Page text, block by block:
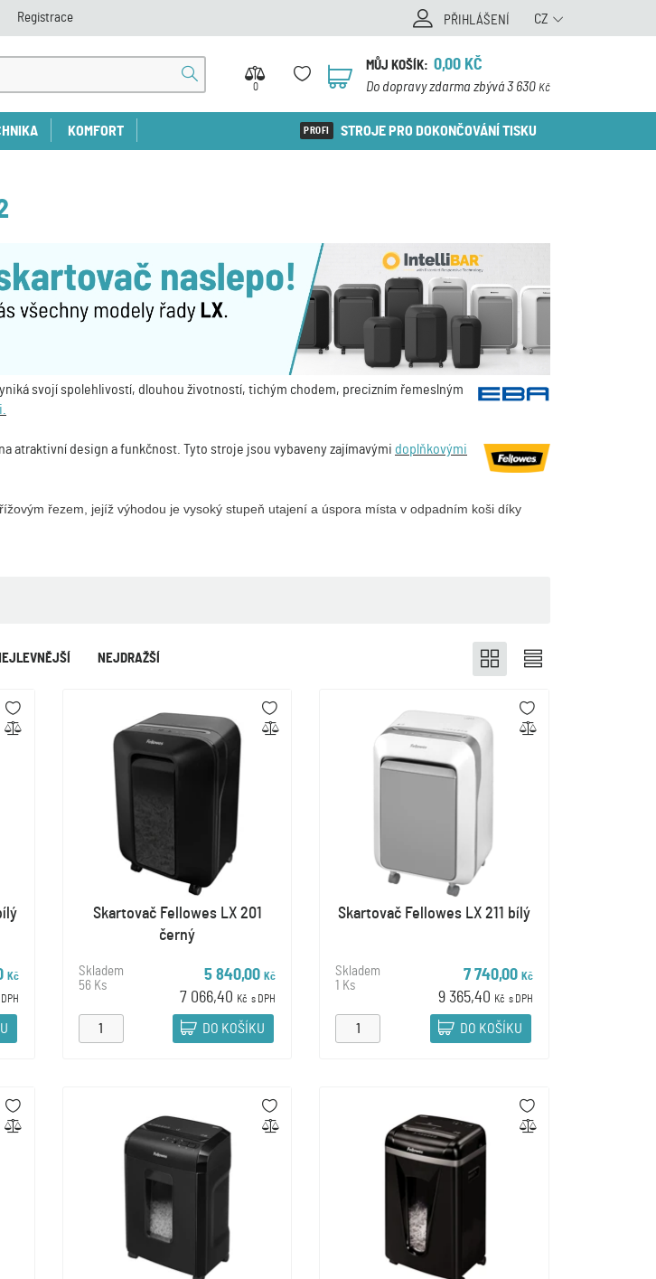
Registrace PŘIHLÁŠENÍ CZ
0
0
MŮJ KOŠÍK: 0,00 KČ
Do dopravy zdarma zbývá 3 630 Kč
KOMFORT STROJE PRO DOKONČOVÁNÍ TISKU
svojí spolehlivostí, dlouhou životností, tichým chodem, precizním řemeslným
atraktivní design a funkčnost. Tyto stroje jsou vybaveny zajímavými doplňkovými
řezem, jejíž výhodou je vysoký stupeň utajení a úspora místa v odpadním koši díky
NEJDRAŽŠÍ
Kč
Skartovač Fellowes LX 201
černý
Skladem
56 Ks
5 840,00Kč
7 066,40 Kč s DPH
DO KOŠÍKU
Skartovač Fellowes LX 211 bílý
Skladem
1 Ks
7 740,00Kč
9 365,40 Kč s DPH
DO KOŠÍKU